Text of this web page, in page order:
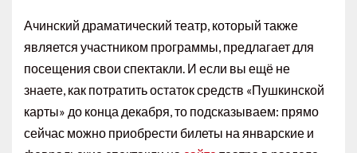
Ачинский драматический театр, который также
является участником программы, предлагает для
посещения свои спектакли. И если вы ещё не
знаете, как потратить остаток средств «Пушкинской
карты» до конца декабря, то подсказываем: прямо
сейчас можно приобрести билеты на январские и